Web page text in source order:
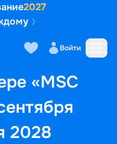
2027
Войти
«MSC
2028
Маршрут и